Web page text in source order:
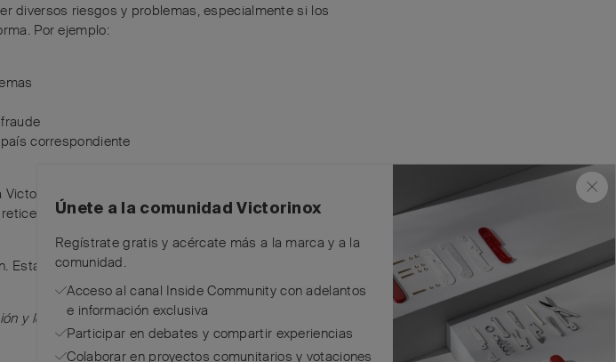
diversos riesgos y problemas, especialmente si los
Por ejemplo:
correspondiente
y tampoco veo ningún beneficio directo en
Solo veo la ventaja de que la plataforma
plataforma también ofrece la venta de
y los materiales publicados, transmitidos o puestos
Únete a la comunidad Victorinox
Regístrate gratis y acércate más a la marca y a la
comunidad.
Acceso al canal Inside Community con adelantos
e información exclusiva
Participar en debates y compartir experiencias
Colaborar en proyectos comunitarios y votaciones